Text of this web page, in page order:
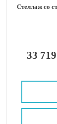
Стеллаж со
33